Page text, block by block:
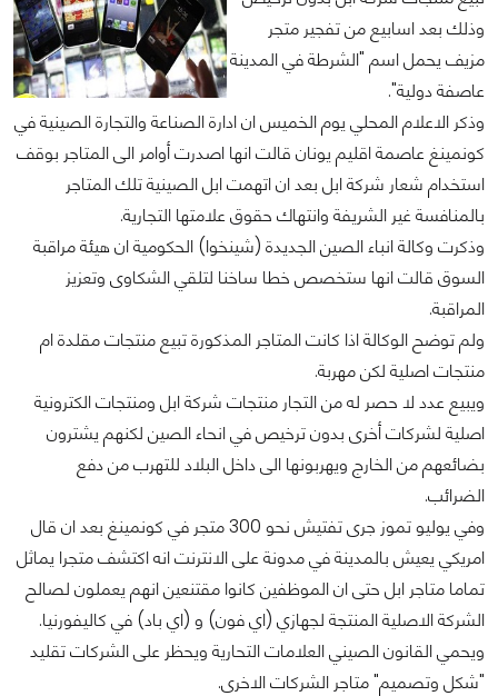
وذلك بعد اسابيع من تفجير متجر
مزيف يحمل اسم "الشرطة في المدينة
عاصفة دولية".
وذكر الاعلام المحلي يوم الخميس ان ادارة الصناعة والتجارة الصينية في
كونمينغ عاصمة اقليم يونان قالت انها اصدرت أوامر الى المتاجر بوقف
استخدام شعار شركة ابل بعد ان اتهمت ابل الصينية تلك المتاجر
بالمنافسة غير الشريفة وانتهاك حقوق علامتها التجارية.
وذكرت وكالة انباء الصين الجديدة (شينخوا) الحكومية ان هيئة مراقبة
السوق قالت انها ستخصص خطا ساخنا لتلقي الشكاوى وتعزيز
المراقبة.
ولم توضح الوكالة اذا كانت المتاجر المذكورة تبيع منتجات مقلدة ام
منتجات اصلية لكن مهربة.
ويبيع عدد لا حصر له من التجار منتجات شركة ابل ومنتجات الكترونية
اصلية لشركات أخرى بدون ترخيص في انحاء الصين لكنهم يشترون
بضائعهم من الخارج ويهربونها الى داخل البلاد للتهرب من دفع
الضرائب.
وفي يوليو تموز جرى تفتيش نحو 300 متجر في كونمينغ بعد ان قال
امريكي يعيش بالمدينة في مدونة على الانترنت انه اكتشف متجرا يماثل
تماما متاجر ابل حتى ان الموظفين كانوا مقتنعين انهم يعملون لصالح
الشركة الاصلية المنتجة لجهازي (اي فون) و (اي باد) في كاليفورنيا.
ويحمي القانون الصيني العلامات التحارية ويحظر على الشركات تقليد
"شكل وتصميم" متاجر الشركات الاخرى.